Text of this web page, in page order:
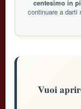
centesimo in
continuare a darti
Vuoi